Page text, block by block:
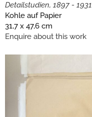
Detailstudien, 1897 - 1931
Kohle auf Papier
31,7 x 47,6 cm
Enquire about this work